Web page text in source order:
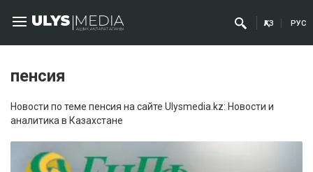
ҚАЗ РУС
пенсия
Новости по теме пенсия на сайте Ulysmedia.kz: Новости и
аналитика в Казахстане